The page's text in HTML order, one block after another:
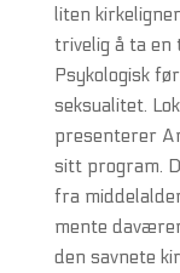
liten
trivelig å ta en
Psykologisk
seksualitet.
presenterer
sitt program.
fra
mente
den savnete